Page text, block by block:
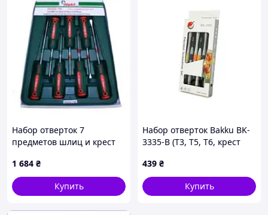
Набор отверток 7
предметов шлиц и крест
1 684 ₴
Купить
Набор отверток Bakku BK-
3335-B (Т3, Т5, Т6, крест
439 ₴
Купить